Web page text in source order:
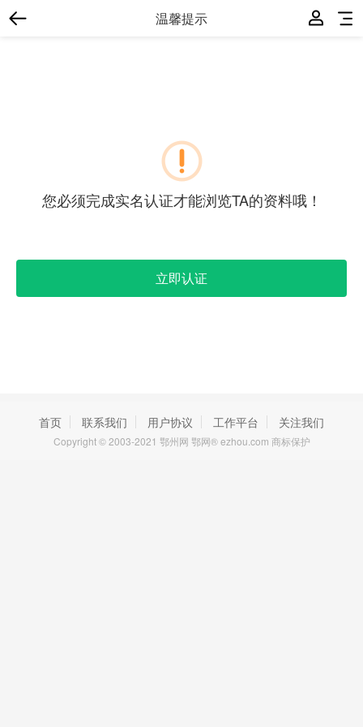
温馨提示
您必须完成实名认证才能浏览TA的资料哦！
立即认证
首页 联系我们 用户协议 工作平台 关注我们
Copyright © 2003-2021 鄂州网 鄂网® ezhou.com 商标保护